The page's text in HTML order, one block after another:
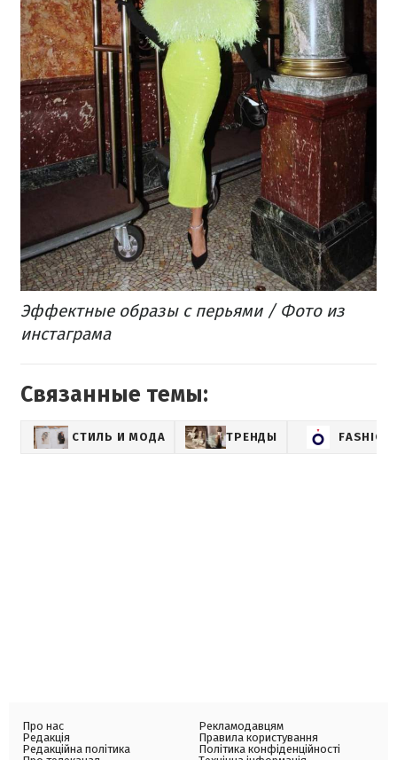
Эффектные образы с перьями / Фото из
инстаграма
Связанные темы:
СТИЛЬ И МОДА ТРЕНДЫ FASHION
Про нас
Редакція
Редакційна політика
Рекламодавцям
Правила користування
Політика конфіденційності